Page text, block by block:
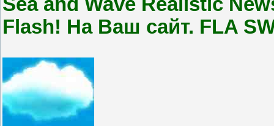
Flash! На Ваш сайт. FLA